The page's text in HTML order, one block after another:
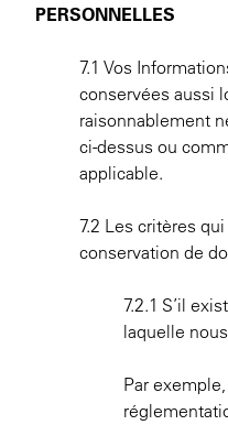
PERSONNELLES
7.1 Vos
conservées aussi
raisonnablement
ci-dessus ou
applicable.
7.2 Les critères
conservation de
7.2.1 S’il
laquelle
Par